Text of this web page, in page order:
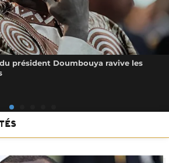
président Doumbouya ravive les